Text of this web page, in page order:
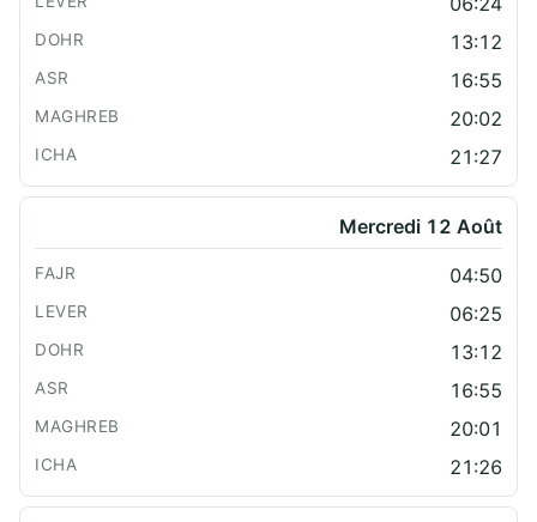
13:12
16:55
20:02
21:27
Mercredi 12 Août
04:50
06:25
13:12
16:55
20:01
21:26